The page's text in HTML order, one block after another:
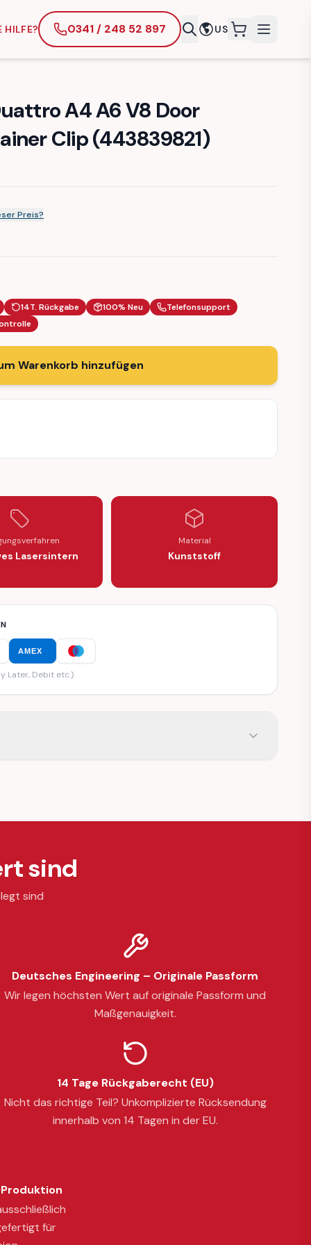
HILFE? 0341 / 248 52 897 US
A4 A6 V8 Door
Clip (443839821)
Preis?
14T. Rückgabe 100% Neu
Telefonsupport
Warenkorb hinzufügen
Lasersintern
Material
Kunststoff
AMEX
Later, Debit etc.)
sind
sind
Deutsches Engineering – Originale Passform
Wir legen höchsten Wert auf originale Passform und
Maßgenauigkeit.
14 Tage Rückgaberecht (EU)
Nicht das richtige Teil? Unkomplizierte Rücksendung
innerhalb von 14 Tagen in der EU.
für